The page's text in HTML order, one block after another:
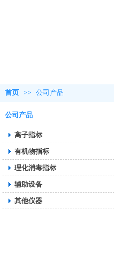
首页 >> 公司产品
公司产品
离子指标
有机物指标
理化消毒指标
辅助设备
其他仪器